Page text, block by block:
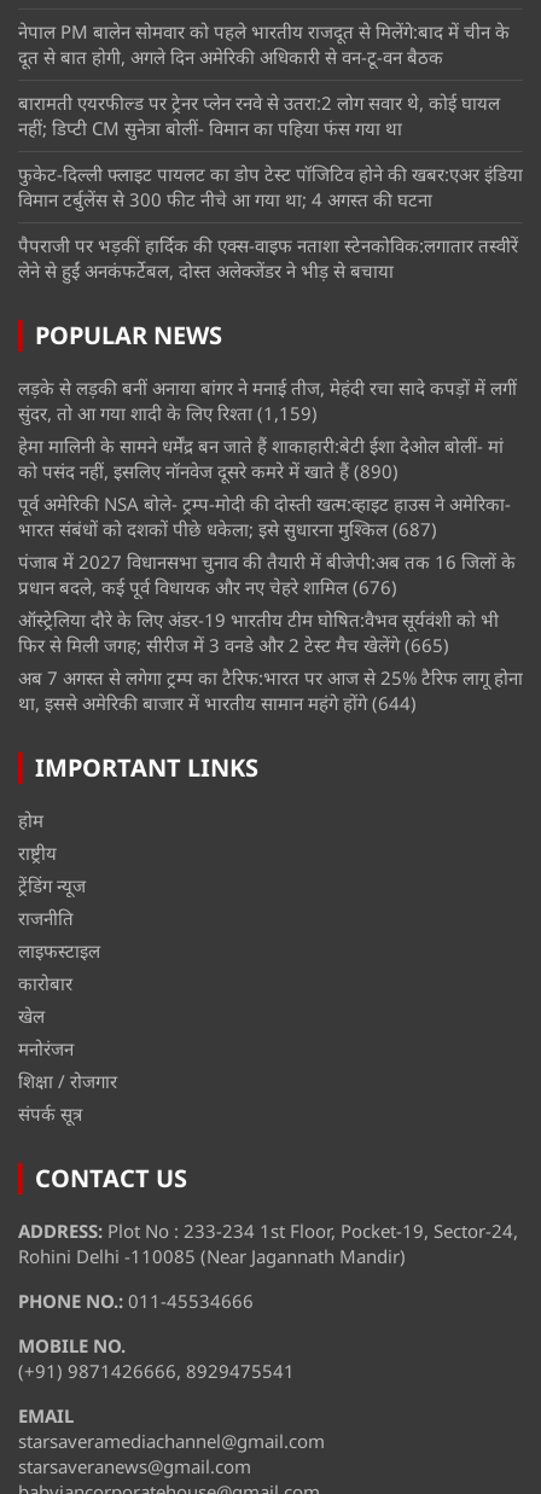
नेपाल PM बालेन सोमवार को पहले भारतीय राजदूत से मिलेंगे:बाद में चीन के
दूत से बात होगी, अगले दिन अमेरिकी अधिकारी से वन-टू-वन बैठक
बारामती एयरफील्ड पर ट्रेनर प्लेन रनवे से उतरा:2 लोग सवार थे, कोई घायल
नहीं; डिप्टी CM सुनेत्रा बोलीं- विमान का पहिया फंस गया था
फुकेट-दिल्ली फ्लाइट पायलट का डोप टेस्ट पॉजिटिव होने की खबर:एअर इंडिया
विमान टर्बुलेंस से 300 फीट नीचे आ गया था; 4 अगस्त की घटना
पैपराजी पर भड़कीं हार्दिक की एक्स-वाइफ नताशा स्टेनकोविक:लगातार तस्वीरें
लेने से हुईं अनकंफर्टेबल, दोस्त अलेक्जेंडर ने भीड़ से बचाया
POPULAR NEWS
लड़के से लड़की बनीं अनाया बांगर ने मनाई तीज, मेहंदी रचा सादे कपड़ों में लगीं
सुंदर, तो आ गया शादी के लिए रिश्ता (1,159)
हेमा मालिनी के सामने धर्मेंद्र बन जाते हैं शाकाहारी:बेटी ईशा देओल बोलीं- मां
को पसंद नहीं, इसलिए नॉनवेज दूसरे कमरे में खाते हैं (890)
पूर्व अमेरिकी NSA बोले- ट्रम्प-मोदी की दोस्ती खत्म:व्हाइट हाउस ने अमेरिका-
भारत संबंधों को दशकों पीछे धकेला; इसे सुधारना मुश्किल (687)
पंजाब में 2027 विधानसभा चुनाव की तैयारी में बीजेपी:अब तक 16 जिलों के
प्रधान बदले, कई पूर्व विधायक और नए चेहरे शामिल (676)
ऑस्ट्रेलिया दौरे के लिए अंडर-19 भारतीय टीम घोषित:वैभव सूर्यवंशी को भी
फिर से मिली जगह; सीरीज में 3 वनडे और 2 टेस्ट मैच खेलेंगे (665)
अब 7 अगस्त से लगेगा ट्रम्प का टैरिफ:भारत पर आज से 25% टैरिफ लागू होना
था, इससे अमेरिकी बाजार में भारतीय सामान महंगे होंगे (644)
IMPORTANT LINKS
होम
राष्ट्रीय
ट्रेंडिंग न्यूज
राजनीति
लाइफस्टाइल
कारोबार
खेल
मनोरंजन
शिक्षा / रोजगार
संपर्क सूत्र
CONTACT US
ADDRESS: Plot No : 233-234 1st Floor, Pocket-19, Sector-24,
Rohini Delhi -110085 (Near Jagannath Mandir)
PHONE NO.: 011-45534666
MOBILE NO.
(+91) 9871426666, 8929475541
EMAIL
starsaveramediachannel@gmail.com
starsaveranews@gmail.com